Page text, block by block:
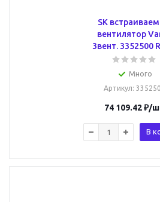
SK
вентилятор
3вент. 3352500
Много
Артикул:
74 109.42₽/
В